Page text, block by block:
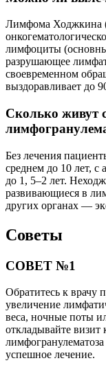
Лимфома Ходжкина
лимфоциты
разрушающее
своевременном
выздоравливает до
Сколько живут
Без лечения
среднем до 10 лет,
до 1, 5–2 лет.
развивающиеся в
других органах —
Советы
СОВЕТ №1
Обратитесь к врачу
увеличение
веса, ночные поты
откладывайте визит
успешное лечение.